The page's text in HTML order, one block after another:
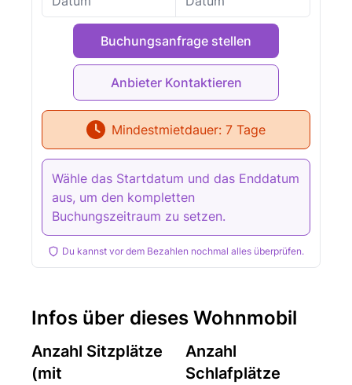
Buchungsanfrage stellen
Mindestmietdauer: 7 Tage
Wähle das Startdatum und das Enddatum
aus, um den kompletten
Buchungszeitraum zu setzen.
Du kannst vor dem Bezahlen nochmal alles überprüfen.
Infos über dieses Wohnmobil
Anzahl Sitzplätze
(mit
Anzahl
Schlafplätze